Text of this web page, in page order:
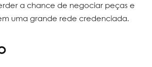
a chance de negociar peças e
uma grande rede credenciada.